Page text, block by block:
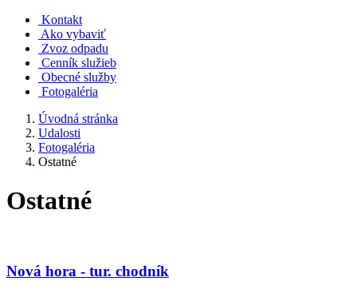
Kontakt
Ako vybaviť
Zvoz odpadu
Cenník služieb
Obecné služby
Fotogaléria
Úvodná stránka
Udalosti
Fotogaléria
Ostatné
Ostatné
Nová hora - tur. chodník